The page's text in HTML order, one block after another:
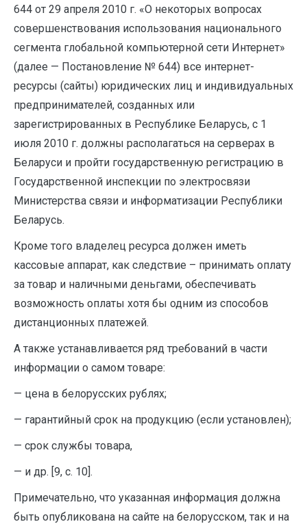
644 от 29 апреля 2010 г. «О некоторых вопросах
совершенствования использования национального
сегмента глобальной компьютерной сети Интернет»
(далее — Постановление № 644) все интернет-
ресурсы (сайты) юридических лиц и индивидуальных
предпринимателей, созданных или
зарегистрированных в Республике Беларусь, с 1
июля 2010 г. должны располагаться на серверах в
Беларуси и пройти государственную регистрацию в
Государственной инспекции по электросвязи
Министерства связи и информатизации Республики
Беларусь.
Кроме того владелец ресурса должен иметь
кассовые аппарат, как следствие – принимать оплату
за товар и наличными деньгами, обеспечивать
возможность оплаты хотя бы одним из способов
дистанционных платежей.
А также устанавливается ряд требований в части
информации о самом товаре:
— цена в белорусских рублях;
— гарантийный срок на продукцию (если установлен);
— срок службы товара,
— и др. [9, с. 10].
Примечательно, что указанная информация должна
быть опубликована на сайте на белорусском, так и на